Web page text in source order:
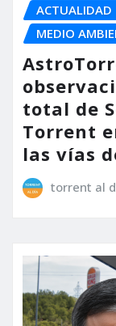
ACTUALIDAD
MEDIO
total de
Torrent
las vías
torrent al